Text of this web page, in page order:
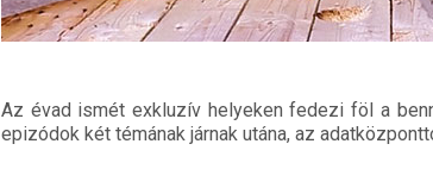
Az évad ismét exkluzív helyeken fedezi föl a
epizódok két témának járnak utána, az